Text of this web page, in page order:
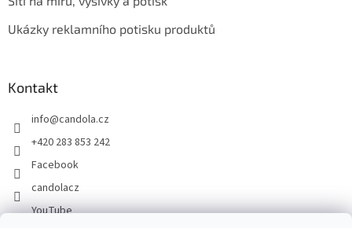
Ukázky reklamního potisku produktů
Kontakt
info@candola.cz
+420 283 853 242
Facebook
candolacz
YouTube